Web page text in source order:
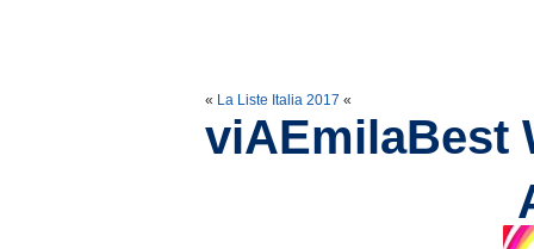
« La Liste Italia 2017 «
viAEmilaBest